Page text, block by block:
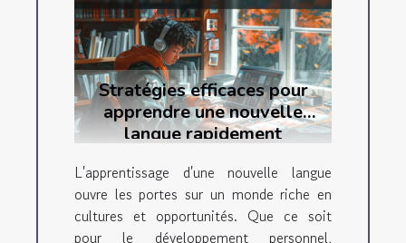
Stratégies efficaces pour
apprendre une nouvelle
langue rapidement
L'apprentissage d'une nouvelle langue
ouvre les portes sur un monde riche en
cultures et opportunités. Que ce soit
pour le développement personnel,